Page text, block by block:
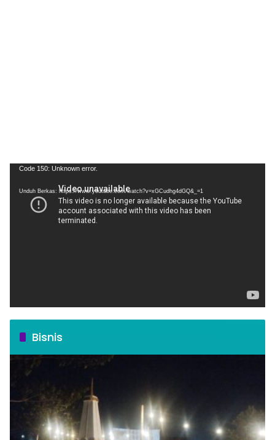
Pemutar
Code 150: Unknown error.
Unduh Berkas: https://www.youtube.com/watch?v=xGCudhg4dGQ&_=1
Bisnis